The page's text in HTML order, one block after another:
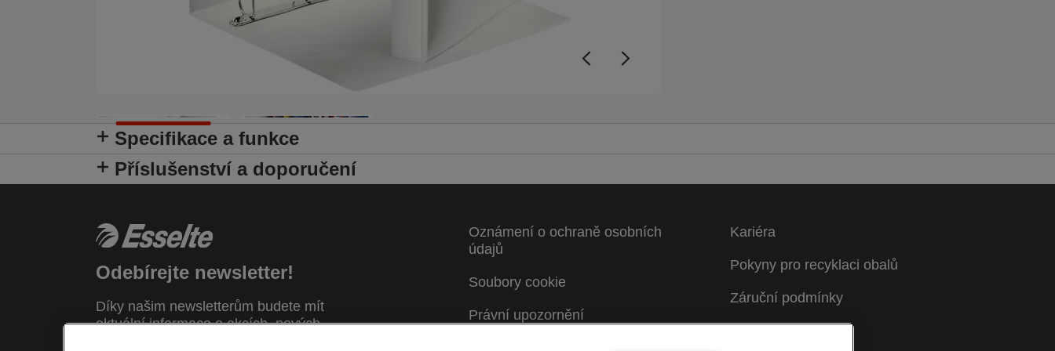
Specifikace a funkce
Příslušenství a doporučení
Odebírejte newsletter!
Díky našim newsletterům budete mít
aktuální informace o akcích, nových
Oznámení o ochraně osobních
údajů
Soubory cookie
Právní upozornění
Kariéra
Pokyny pro recyklaci obalů
Záruční podmínky